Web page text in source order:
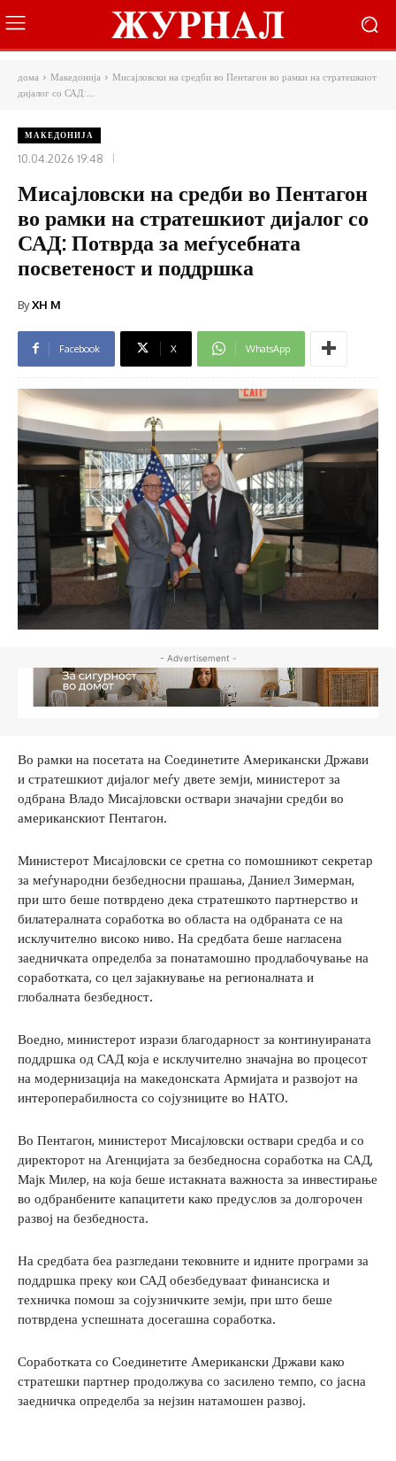
дома Македонија
Мисајловски на средби во Пентагон во рамки на стратешкиот
дијалог со САД:...
МАКЕДОНИЈА
10.04.2026 19:48
Мисајловски на средби во Пентагон
во рамки на стратешкиот дијалог со
САД: Потврда за меѓусебната
посветеност и поддршка
ByXH M
Facebook X WhatsApp
- Advertisement -
Во рамки на посетата на Соединетите Американски Држави
и стратешкиот дијалог меѓу двете земји, министерот за
одбрана Владо Мисајловски оствари значајни средби во
американскиот Пентагон.
Министерот Мисајловски се сретна со помошникот секретар
за меѓународни безбедносни прашања, Даниел Зимерман,
при што беше потврдено дека стратешкото партнерство и
билатералната соработка во областа на одбраната се на
исклучително високо ниво. На средбата беше нагласена
заедничката определба за понатамошно продлабочување на
соработката, со цел зајакнување на регионалната и
глобалната безбедност.
Воедно, министерот изрази благодарност за континуираната
поддршка од САД која е исклучително значајна во процесот
на модернизација на македонската Армијата и развојот на
интероперабилноста со сојузниците во НАТО.
Во Пентагон, министерот Мисајловски оствари средба и со
директорот на Агенцијата за безбедносна соработка на САД,
Мајк Милер, на која беше истакната важноста за инвестирање
во одбранбените капацитети како предуслов за долгорочен
развој на безбедноста.
На средбата беа разгледани тековните и идните програми за
поддршка преку кои САД обезбедуваат финансиска и
техничка помош за сојузничките земји, при што беше
потврдена успешната досегашна соработка.
Соработката со Соединетите Американски Држави како
стратешки партнер продолжува со засилено темпо, со јасна
заедничка определба за нејзин натамошен развој.